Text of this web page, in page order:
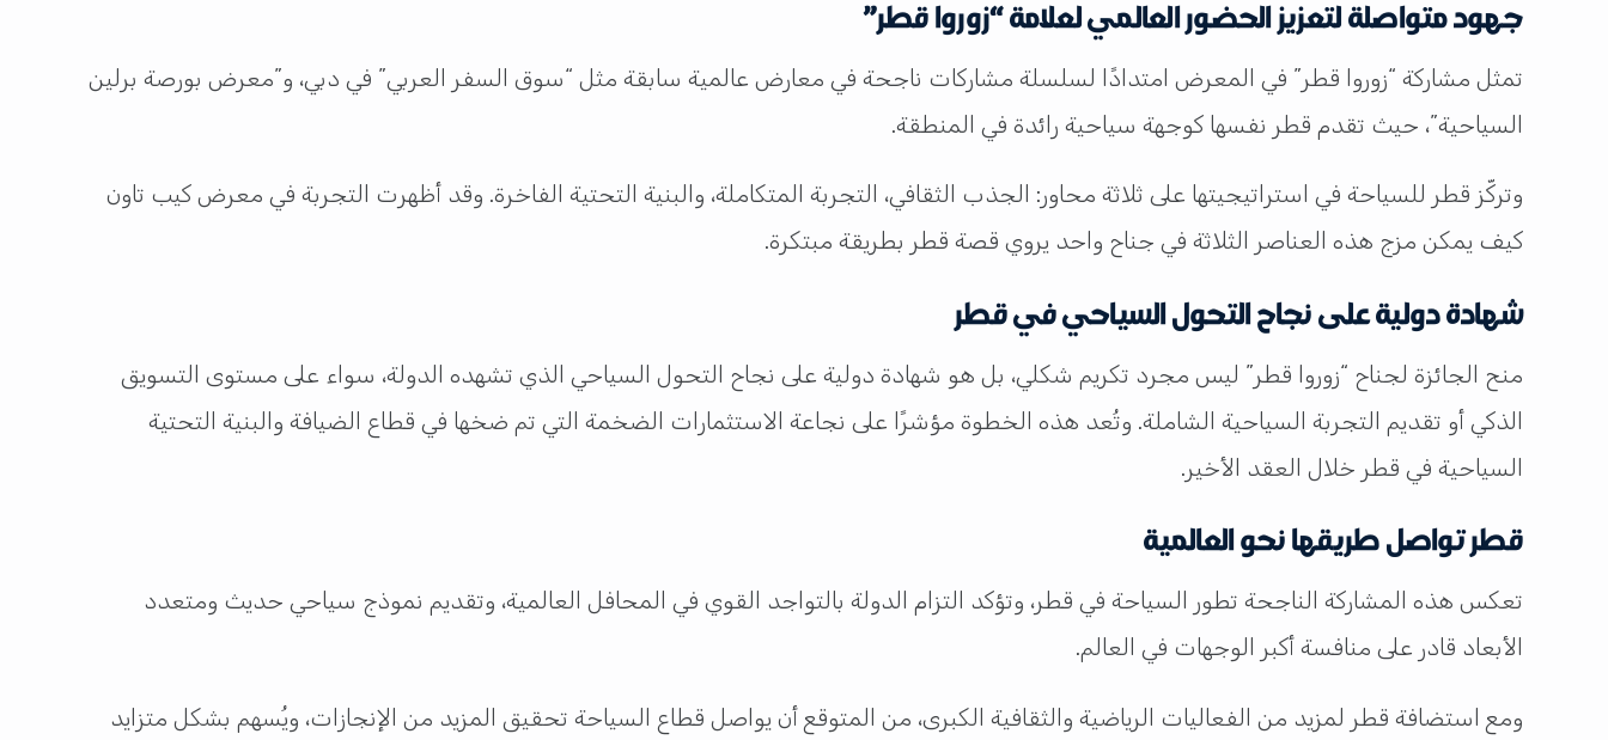
جهود متواصلة لتعزيز الحضور العالمي لعلامة “زوروا قطر”
تمثل مشاركة “زوروا قطر” في المعرض امتدادًا لسلسلة مشاركات ناجحة في معارض عالمية سابقة مثل “سوق السفر العربي” في دبي، و”معرض بورصة برلين
السياحية”، حيث تقدم قطر نفسها كوجهة سياحية رائدة في المنطقة.
وتركّز قطر للسياحة في استراتيجيتها على ثلاثة محاور: الجذب الثقافي، التجربة المتكاملة، والبنية التحتية الفاخرة. وقد أظهرت التجربة في معرض كيب تاون
كيف يمكن مزج هذه العناصر الثلاثة في جناح واحد يروي قصة قطر بطريقة مبتكرة.
شهادة دولية على نجاح التحول السياحي في قطر
منح الجائزة لجناح “زوروا قطر” ليس مجرد تكريم شكلي، بل هو شهادة دولية على نجاح التحول السياحي الذي تشهده الدولة، سواء على مستوى التسويق
الذكي أو تقديم التجربة السياحية الشاملة. وتُعد هذه الخطوة مؤشرًا على نجاعة الاستثمارات الضخمة التي تم ضخها في قطاع الضيافة والبنية التحتية
السياحية في قطر خلال العقد الأخير.
قطر تواصل طريقها نحو العالمية
تعكس هذه المشاركة الناجحة تطور السياحة في قطر، وتؤكد التزام الدولة بالتواجد القوي في المحافل العالمية، وتقديم نموذج سياحي حديث ومتعدد
الأبعاد قادر على منافسة أكبر الوجهات في العالم.
ومع استضافة قطر لمزيد من الفعاليات الرياضية والثقافية الكبرى، من المتوقع أن يواصل قطاع السياحة تحقيق المزيد من الإنجازات، ويُسهم بشكل متزايد